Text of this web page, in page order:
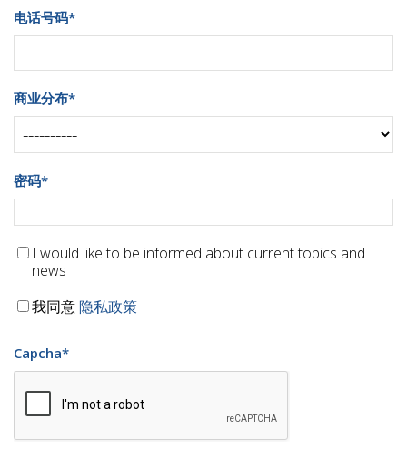
电话号码*
商业分布*
密码*
I would like to be informed about current topics and
news
我同意隐私政策
Capcha*